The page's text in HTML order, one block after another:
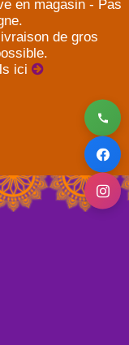
en magasin - Pas
de gros
ici